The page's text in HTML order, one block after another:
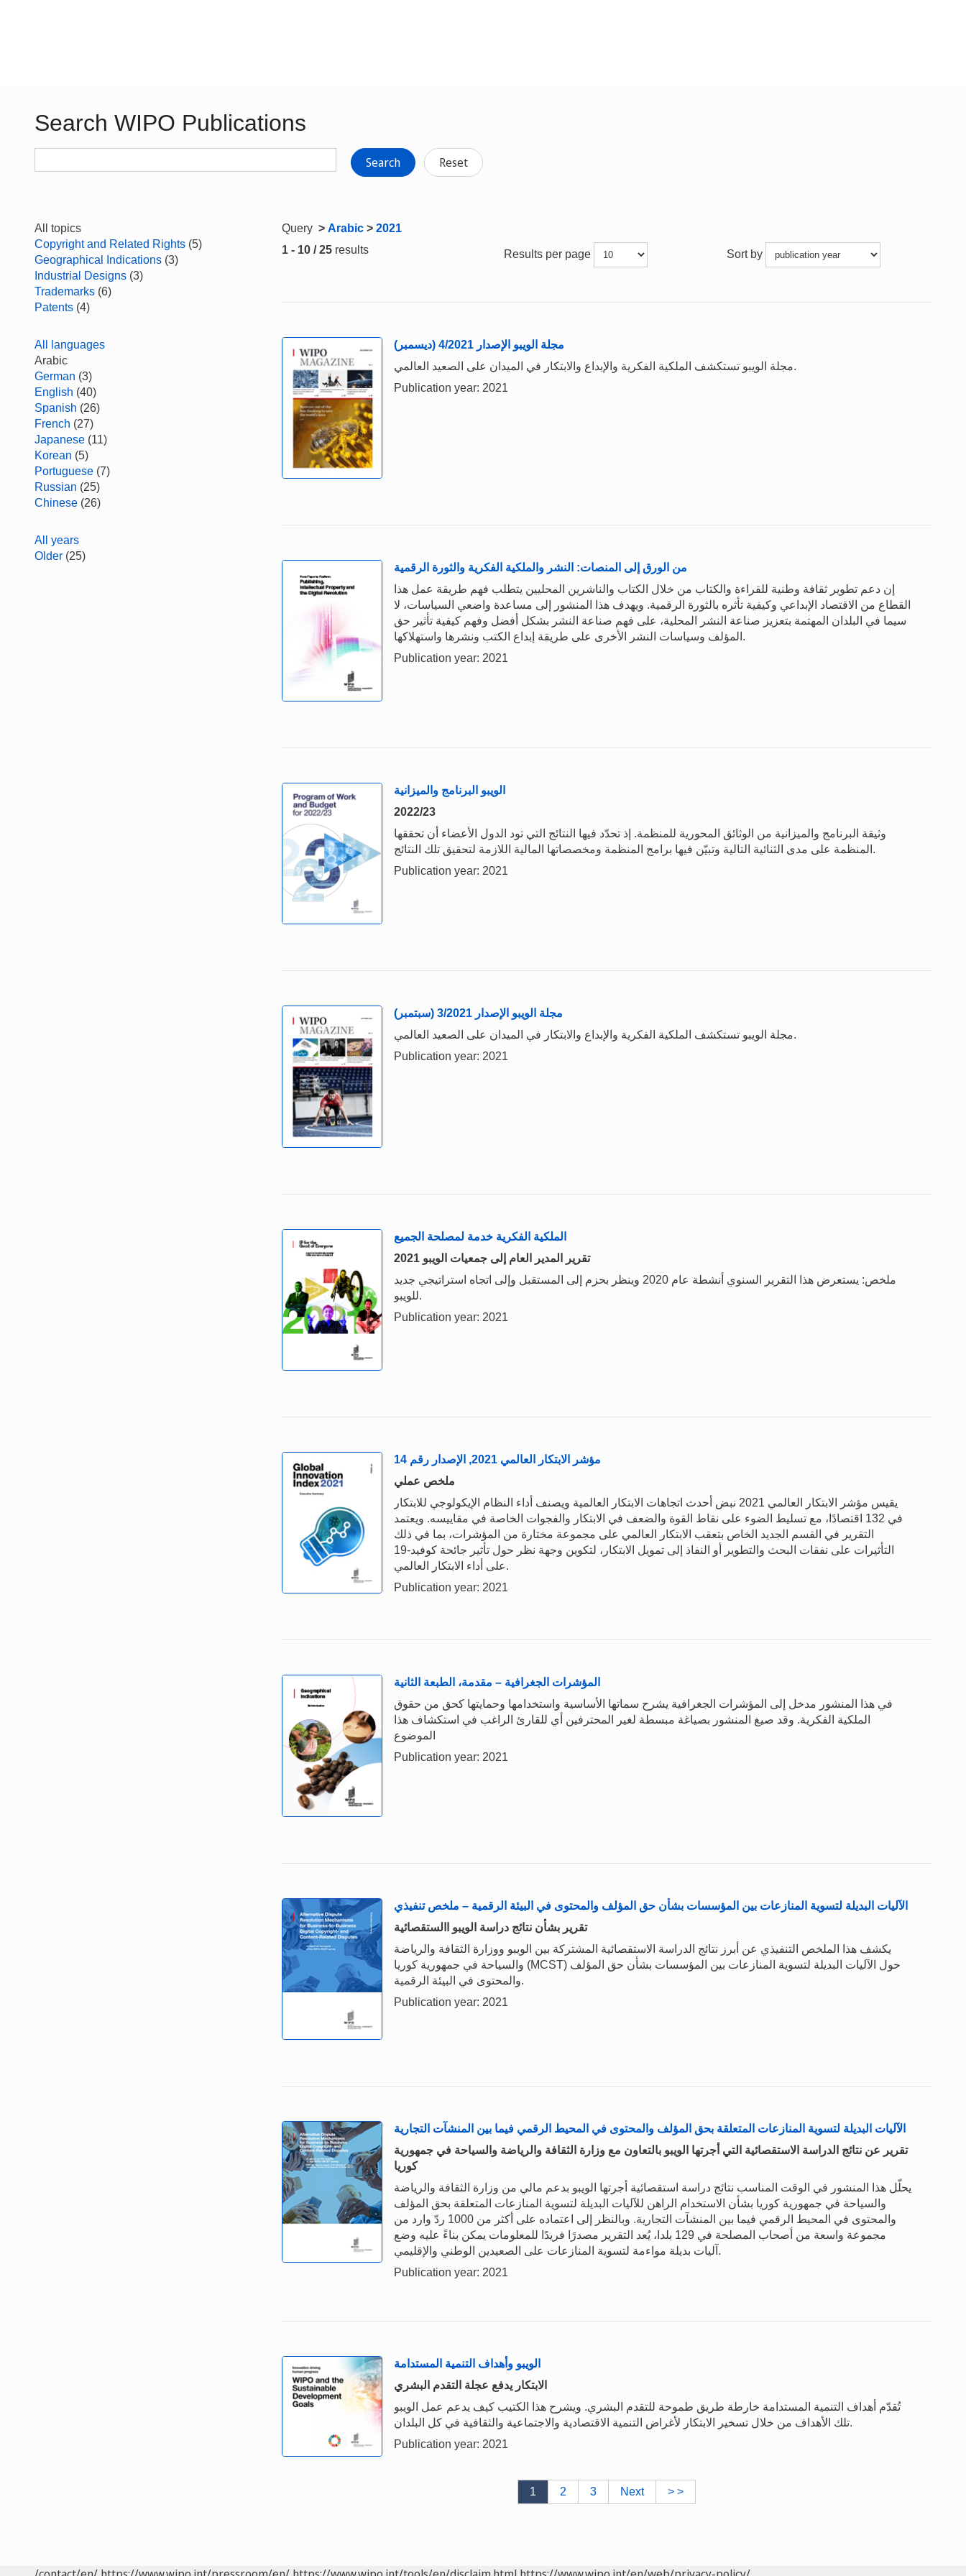
Search WIPO Publications
Search Reset
All topics
Copyright and Related Rights (5)
Geographical Indications (3)
Industrial Designs (3)
Trademarks (6)
Patents (4)
All languages
Arabic
German (3)
English (40)
Spanish (26)
French (27)
Japanese (11)
Korean (5)
Portuguese (7)
Russian (25)
Chinese (26)
All years
Older (25)
Query > Arabic > 2021
1 - 10 / 25 results Results per page Sort by
مجلة الويبو الإصدار 4/2021 (ديسمبر)
مجلة الويبو تستكشف الملكية الفكرية والإبداع والابتكار في الميدان على الصعيد العالمي.
Publication year: 2021
من الورق إلى المنصات: النشر والملكية الفكرية والثورة الرقمية
إن دعم تطوير ثقافة وطنية للقراءة والكتاب من خلال الكتاب والناشرين المحليين يتطلب فهم طريقة عمل هذا
القطاع من الاقتصاد الإبداعي وكيفية تأثره بالثورة الرقمية. ويهدف هذا المنشور إلى مساعدة واضعي السياسات، لا
سيما في البلدان المهتمة بتعزيز صناعة النشر المحلية، على فهم صناعة النشر بشكل أفضل وفهم كيفية تأثير حق
المؤلف وسياسات النشر الأخرى على طريقة إبداع الكتب ونشرها واستهلاكها.
Publication year: 2021
الويبو البرنامج والميزانية
2022/23
وثيقة البرنامج والميزانية من الوثائق المحورية للمنظمة. إذ تحدّد فيها النتائج التي تود الدول الأعضاء أن تحققها
المنظمة على مدى الثنائية التالية وتبيّن فيها برامج المنظمة ومخصصاتها المالية اللازمة لتحقيق تلك النتائج.
Publication year: 2021
مجلة الويبو الإصدار 3/2021 (سبتمبر)
مجلة الويبو تستكشف الملكية الفكرية والإبداع والابتكار في الميدان على الصعيد العالمي.
Publication year: 2021
الملكية الفكرية خدمة لمصلحة الجميع
تقرير المدير العام إلى جمعيات الويبو 2021
ملخص: يستعرض هذا التقرير السنوي أنشطة عام 2020 وينظر بحزم إلى المستقبل وإلى اتجاه استراتيجي جديد
للويبو.
Publication year: 2021
مؤشر الابتكار العالمي 2021, الإصدار رقم 14
ملخص عملي
يقيس مؤشر الابتكار العالمي 2021 نبض أحدث اتجاهات الابتكار العالمية ويصنف أداء النظام الإيكولوجي للابتكار
في 132 اقتصادًا، مع تسليط الضوء على نقاط القوة والضعف في الابتكار والفجوات الخاصة في مقاييسه. ويعتمد
التقرير في القسم الجديد الخاص بتعقب الابتكار العالمي على مجموعة مختارة من المؤشرات، بما في ذلك
التأثيرات على نفقات البحث والتطوير أو النفاذ إلى تمويل الابتكار، لتكوين وجهة نظر حول تأثير جائحة كوفيد-19
على أداء الابتكار العالمي.
Publication year: 2021
المؤشرات الجغرافية – مقدمة، الطبعة الثانية
في هذا المنشور مدخل إلى المؤشرات الجغرافية يشرح سماتها الأساسية واستخدامها وحمايتها كحق من حقوق
الملكية الفكرية. وقد صيغ المنشور بصياغة مبسطة لغير المحترفين أي للقارئ الراغب في استكشاف هذا
الموضوع
Publication year: 2021
الآليات البديلة لتسوية المنازعات بين المؤسسات بشأن حق المؤلف والمحتوى في البيئة الرقمية – ملخص تنفيذي
تقرير بشأن نتائج دراسة الويبو االستقصائية
يكشف هذا الملخص التنفيذي عن أبرز نتائج الدراسة الاستقصائية المشتركة بين الويبو ووزارة الثقافة والرياضة
والسياحة في جمهورية كوريا (MCST) حول الآليات البديلة لتسوية المنازعات بين المؤسسات بشأن حق المؤلف
والمحتوى في البيئة الرقمية.
Publication year: 2021
الآليات البديلة لتسوية المنازعات المتعلقة بحق المؤلف والمحتوى في المحيط الرقمي فيما بين المنشآت التجارية
تقرير عن نتائج الدراسة الاستقصائية التي أجرتها الويبو بالتعاون مع وزارة الثقافة والرياضة والسياحة في جمهورية
كوريا
يحلّل هذا المنشور في الوقت المناسب نتائج دراسة استقصائية أجرتها الويبو بدعم مالي من وزارة الثقافة والرياضة
والسياحة في جمهورية كوريا بشأن الاستخدام الراهن للآليات البديلة لتسوية المنازعات المتعلقة بحق المؤلف
والمحتوى في المحيط الرقمي فيما بين المنشآت التجارية. وبالنظر إلى اعتماده على أكثر من 1000 ردّ وارد من
مجموعة واسعة من أصحاب المصلحة في 129 بلدا، يُعد التقرير مصدرًا فريدًا للمعلومات يمكن بناءً عليه وضع
آليات بديلة مواءمة لتسوية المنازعات على الصعيدين الوطني والإقليمي.
Publication year: 2021
الويبو وأهداف التنمية المستدامة
الابتكار يدفع عجلة التقدم البشري
تُقدّم أهداف التنمية المستدامة خارطة طريق طموحة للتقدم البشري. ويشرح هذا الكتيب كيف يدعم عمل الويبو
تلك الأهداف من خلال تسخير الابتكار لأغراض التنمية الاقتصادية والاجتماعية والثقافية في كل البلدان.
Publication year: 2021
1 2 3 Next > >